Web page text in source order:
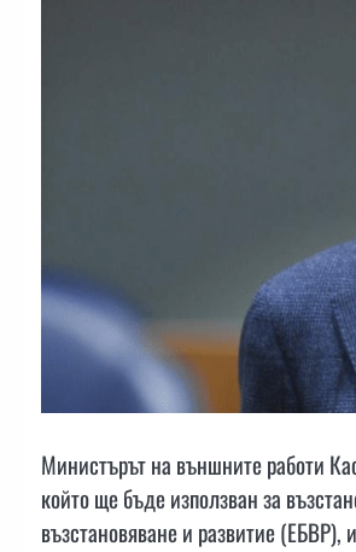
Министърът на външните работи
който ще бъде използван за
възстановяване и развитие